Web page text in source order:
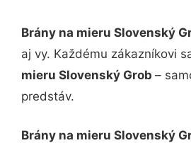
Brány na mieru Slovenský
aj vy. Každému zákazníkovi
mieru Slovenský Grob –
predstáv.
Brány na mieru Slovenský